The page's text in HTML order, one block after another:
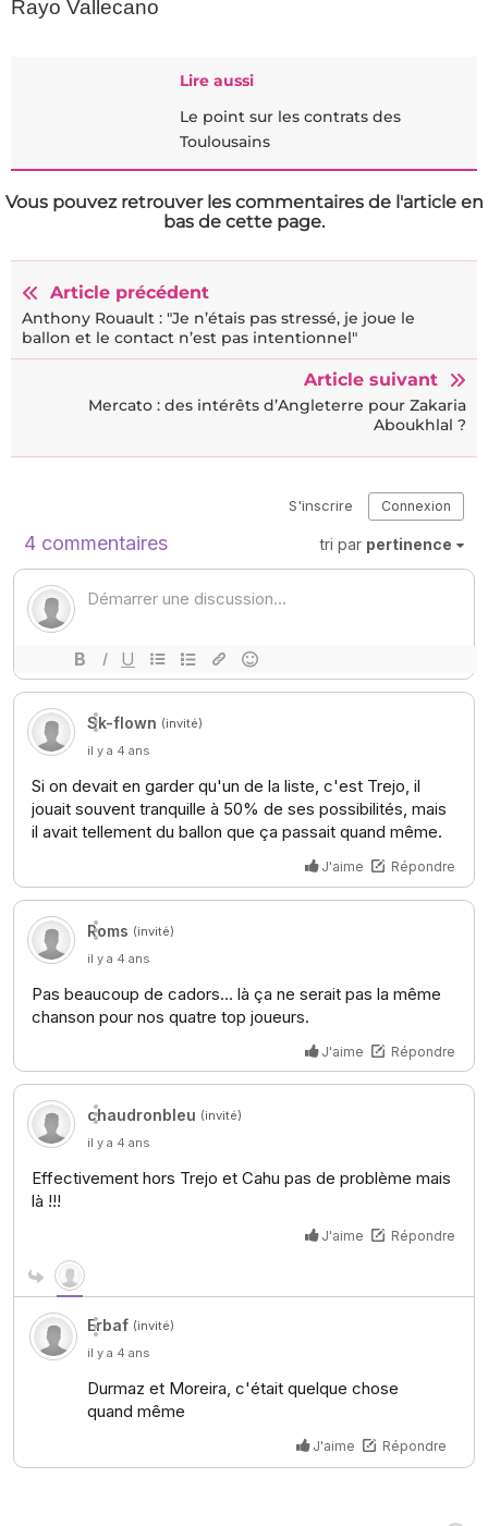
Rayo Vallecano
Lire aussi
Le point sur les contrats des
Toulousains
Vous pouvez retrouver les commentaires de l'article en
bas de cette page.
Article précédent
Anthony Rouault : "Je n’étais pas stressé, je joue le
ballon et le contact n’est pas intentionnel"
Article suivant
Mercato : des intérêts d’Angleterre pour Zakaria
Aboukhlal ?